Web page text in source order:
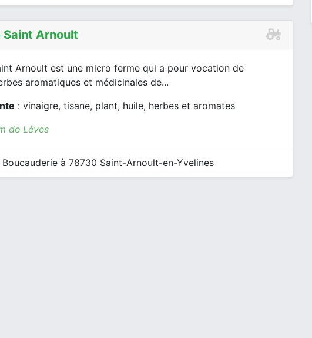
Saint Arnoult
Arnoult est une micro ferme qui a pour vocation de
aromatiques et médicinales de...
: vinaigre, tisane, plant, huile, herbes et aromates
de Lèves
Boucauderie à 78730 Saint-Arnoult-en-Yvelines